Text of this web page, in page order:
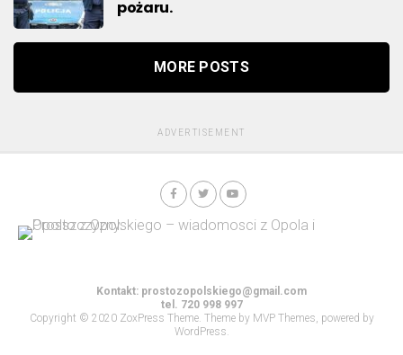
pożaru.
MORE POSTS
ADVERTISEMENT
Kontakt: prostozopolskiego@gmail.com
tel. 720 998 997
Copyright © 2020 ZoxPress Theme. Theme by MVP Themes, powered by
WordPress.